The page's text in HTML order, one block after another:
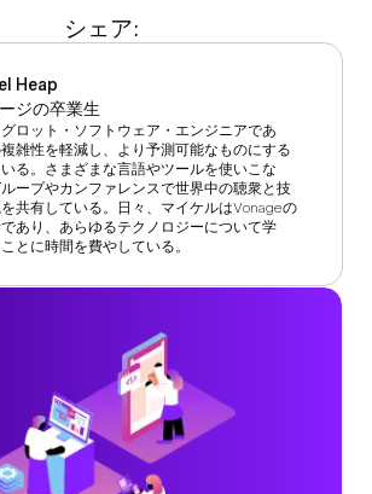
シェア:
Heap
ジの卒業生
ロット・ソフトウェア・エンジニアであ
雑性を軽減し、より予測可能なものにする
る。さまざまな言語やツールを使いこな
ープやカンファレンスで世界中の聴衆と技
共有している。日々、マイケルはVonageの
あり、あらゆるテクノロジーについて学
とに時間を費やしている。